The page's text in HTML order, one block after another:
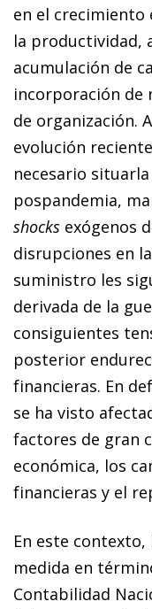
en el crecimiento
la productividad,
acumulación de
incorporación de
de organización.
evolución
necesario
pospandemia,
shocks exógenos
disrupciones en
suministro les
derivada de la
consiguientes
posterior
financieras. En
se ha visto
factores de gran
económica, los
financieras y el
En este contexto,
medida en
Contabilidad